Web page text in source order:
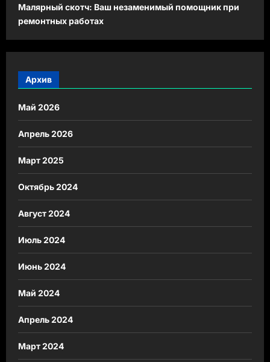
Малярный скотч: Ваш незаменимый помощник при
ремонтных работах
Архив
Май 2026
Апрель 2026
Март 2025
Октябрь 2024
Август 2024
Июль 2024
Июнь 2024
Май 2024
Апрель 2024
Март 2024